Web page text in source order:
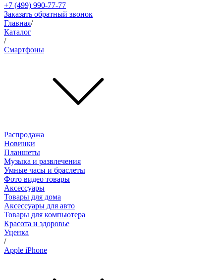
+7 (499) 990-77-77
Заказать обратный звонок
Главная/
Каталог
/
Смартфоны
Распродажа
Новинки
Планшеты
Музыка и развлечения
Умные часы и браслеты
Фото видео товары
Аксессуары
Товары для дома
Аксессуары для авто
Товары для компьютера
Красота и здоровье
Уценка
/
Apple iPhone